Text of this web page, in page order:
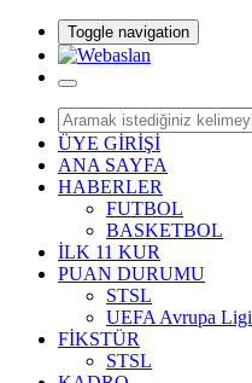
Toggle navigation
ÜYE GİRİŞİ
ANA SAYFA
HABERLER
FUTBOL
BASKETBOL
İLK 11 KUR
PUAN DURUMU
STSL
UEFA Avrupa Ligi
FİKSTÜR
STSL